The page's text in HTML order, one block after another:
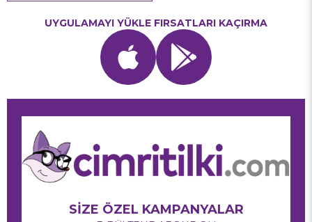
UYGULAMAYI YÜKLE FIRSATLARI KAÇIRMA
SİZE ÖZEL KAMPANYALAR